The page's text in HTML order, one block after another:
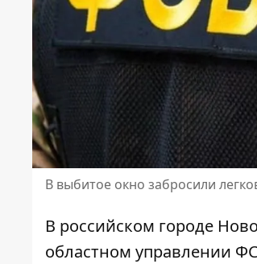
В выбитое окно забросили
В российском городе
областном управлении